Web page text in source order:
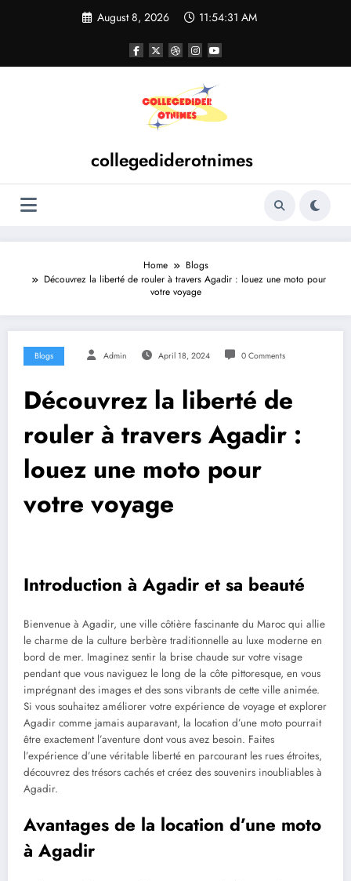
August 8, 2026 11:54:32 AM
collegediderotnimes
Home
Blogs
Découvrez la liberté de rouler à travers Agadir : louez une moto pour
votre voyage
Blogs Admin April 18, 2024 0 Comments
Découvrez la liberté de
rouler à travers Agadir :
louez une moto pour
votre voyage
Introduction à Agadir et sa beauté
Bienvenue à Agadir, une ville côtière fascinante du Maroc qui allie
le charme de la culture berbère traditionnelle au luxe moderne en
bord de mer. Imaginez sentir la brise chaude sur votre visage
pendant que vous naviguez le long de la côte pittoresque, en vous
imprégnant des images et des sons vibrants de cette ville animée.
Si vous souhaitez améliorer votre expérience de voyage et explorer
Agadir comme jamais auparavant, la location d’une moto pourrait
être exactement l’aventure dont vous avez besoin. Faites
l’expérience d’une véritable liberté en parcourant les rues étroites,
découvrez des trésors cachés et créez des souvenirs inoubliables à
Agadir.
Avantages de la location d’une moto
à Agadir